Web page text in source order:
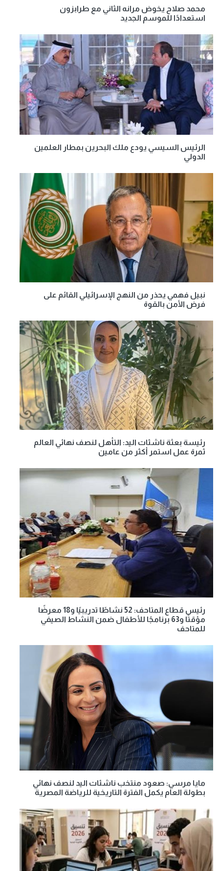
محمد صلاح يخوض مرانه الثاني مع طرابزون
استعدادًا للموسم الجديد
الرئيس السيسي يودع ملك البحرين بمطار العلمين
الدولي
نبيل فهمي يحذر من النهج الإسرائيلي القائم على
فرض الأمن بالقوة
رئيسة بعثة ناشئات اليد: التأهل لنصف نهائي العالم
ثمرة عمل استمر أكثر من عامين
رئيس قطاع المتاحف: 52 نشاطًا تدريبيًا و18 معرضًا
مؤقتًا و63 برنامجًا للأطفال ضمن النشاط الصيفي
للمتاحف
مايا مرسي: صعود منتخب ناشئات اليد لنصف نهائي
بطولة العام يكمل الفترة التاريخية للرياضة المصرية